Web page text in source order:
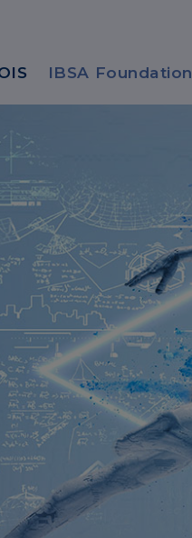
IBSA Foundation